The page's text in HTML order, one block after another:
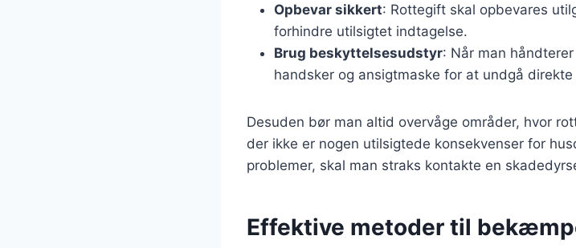
Opbevar sikkert: Rottegift skal opbevares
forhindre utilsigtet indtagelse.
Brug beskyttelsesudstyr: Når man
handsker og ansigtmaske for at undgå
Desuden bør man altid overvåge områder, hvor
der ikke er nogen utilsigtede konsekvenser for
problemer, skal man straks kontakte en
Effektive metoder til